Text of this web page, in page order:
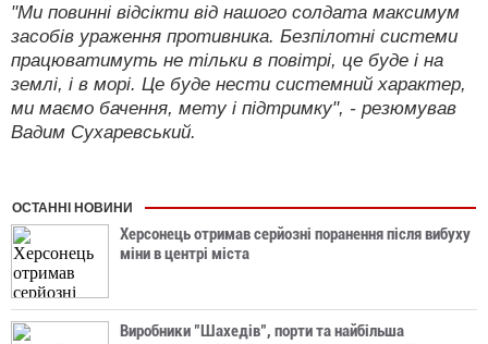
"Ми повинні відсікти від нашого солдата максимум
засобів ураження противника. Безпілотні системи
працюватимуть не тільки в повітрі, це буде і на
землі, і в морі. Це буде нести системний характер,
ми маємо бачення, мету і підтримку", - резюмував
Вадим Сухаревський.
ОСТАННІ НОВИНИ
Херсонець отримав серйозні поранення після вибуху
міни в центрі міста
Виробники "Шахедів", порти та найбільша